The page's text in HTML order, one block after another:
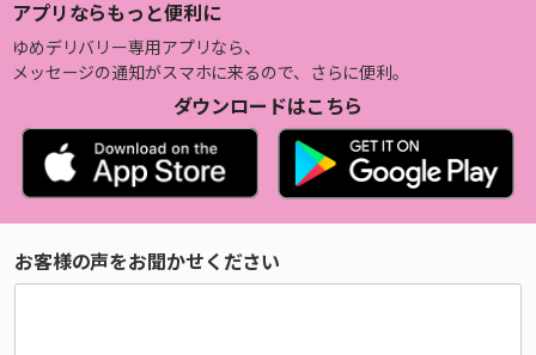
アプリならもっと便利に
ゆめデリバリー専用アプリなら、
メッセージの通知がスマホに来るので、さらに便利。
ダウンロードはこちら
お客様の声をお聞かせください